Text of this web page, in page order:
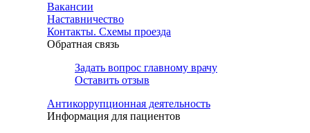
Вакансии
Наставничество
Контакты. Схемы проезда
Обратная связь
Задать вопрос главному врачу
Оставить отзыв
Антикоррупционная деятельность
Информация для пациентов